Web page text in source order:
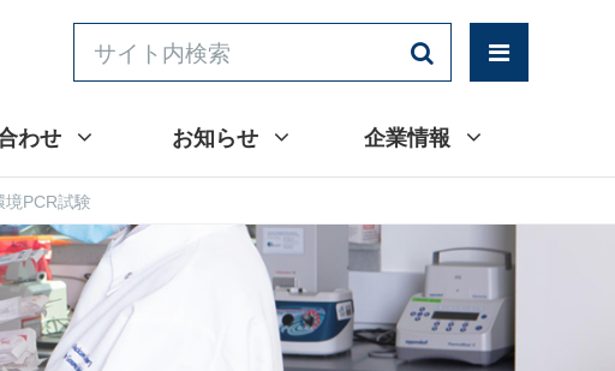
わせ お知らせ 企業情報
PCR試験